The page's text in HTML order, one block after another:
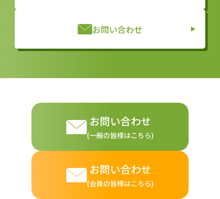
お問い合わせ
お問い合わせ
(一般の皆様はこちら)
お問い合わせ
(会員の皆様はこちら)